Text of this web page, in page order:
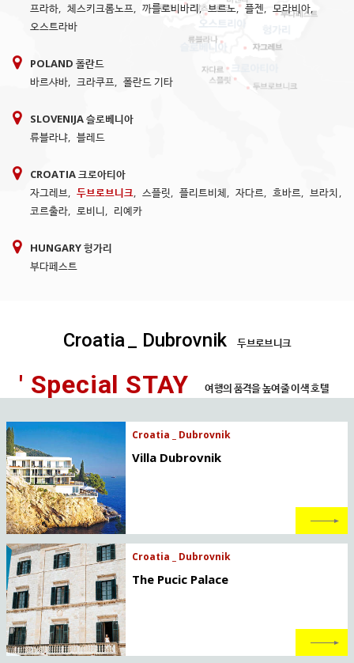
프라하, 체스키크롬노프, 까를로비바리, 브르노, 플젠, 모라비아,
오스트라바
POLAND 폴란드
바르샤바, 크라쿠프, 폴란드 기타
SLOVENIJA 슬로베니아
류블라냐, 블레드
CROATIA 크로아티아
자그레브, 두브로브니크, 스플릿, 플리트비체, 자다르, 흐바르, 브라치,
코르출라, 로비니, 리예카
HUNGARY 헝가리
부다페스트
Croatia_ Dubrovnik 두브로브니크
' Special STAY 여행의 품격을 높여줄 이색 호텔
Croatia _ Dubrovnik
Villa Dubrovnik
Croatia _ Dubrovnik
The Pucic Palace